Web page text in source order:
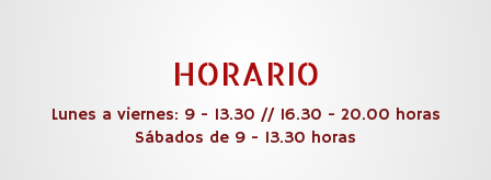
HORARIO
Lunes a viernes: 9 - 13.30 // 16.30 - 20.00 horas
Sábados de 9 - 13.30 horas